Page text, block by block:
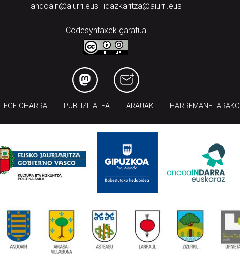
andoain@aiurri.eus | idazkaritza@aiurri.eus
Codesyntaxek garatua
LEGE OHARRA PUBLIZITATEA ARAUAK HARREMANETARAKO